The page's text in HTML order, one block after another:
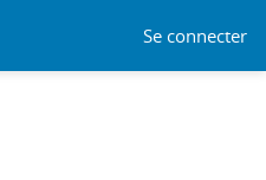
Se connecter